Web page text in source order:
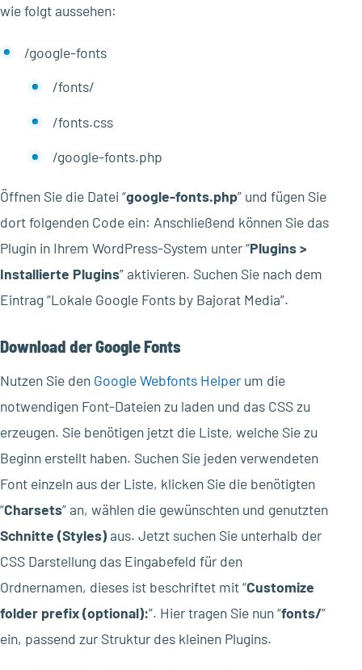
wie folgt aussehen:
/google-fonts
/fonts/
/fonts.css
/google-fonts.php
Öffnen Sie die Datei “google-fonts.php” und fügen Sie
dort folgenden Code ein: Anschließend können Sie das
Plugin in Ihrem WordPress-System unter “Plugins >
Installierte Plugins” aktivieren. Suchen Sie nach dem
Eintrag “Lokale Google Fonts by Bajorat Media”.
Download der Google Fonts
Nutzen Sie den Google Webfonts Helper um die
notwendigen Font-Dateien zu laden und das CSS zu
erzeugen. Sie benötigen jetzt die Liste, welche Sie zu
Beginn erstellt haben. Suchen Sie jeden verwendeten
Font einzeln aus der Liste, klicken Sie die benötigten
“Charsets” an, wählen die gewünschten und genutzten
Schnitte (Styles)aus. Jetzt suchen Sie unterhalb der
CSS Darstellung das Eingabefeld für den
Ordnernamen, dieses ist beschriftet mit “Customize
folder prefix (optional):”. Hier tragen Sie nun “fonts/”
ein, passend zur Struktur des kleinen Plugins.